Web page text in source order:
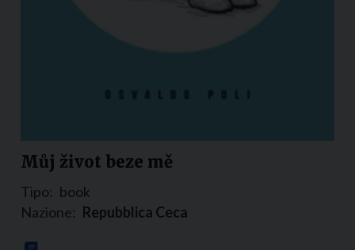
Můj život beze mě
Tipo: book
Nazione: Repubblica Ceca